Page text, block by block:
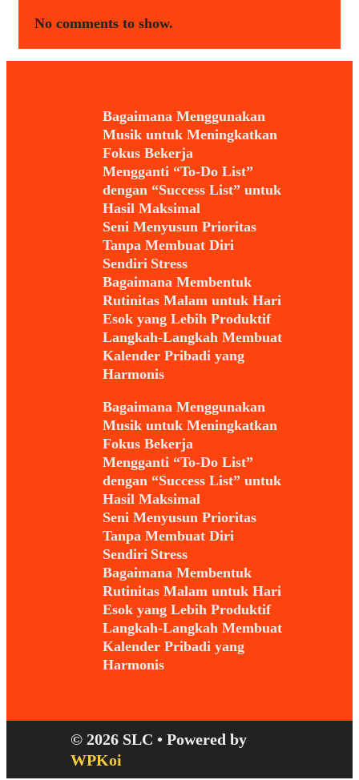
No comments to show.
Bagaimana Menggunakan
Musik untuk Meningkatkan
Fokus Bekerja
Mengganti “To-Do List”
dengan “Success List” untuk
Hasil Maksimal
Seni Menyusun Prioritas
Tanpa Membuat Diri
Sendiri Stress
Bagaimana Membentuk
Rutinitas Malam untuk Hari
Esok yang Lebih Produktif
Langkah-Langkah Membuat
Kalender Pribadi yang
Harmonis
Bagaimana Menggunakan
Musik untuk Meningkatkan
Fokus Bekerja
Mengganti “To-Do List”
dengan “Success List” untuk
Hasil Maksimal
Seni Menyusun Prioritas
Tanpa Membuat Diri
Sendiri Stress
Bagaimana Membentuk
Rutinitas Malam untuk Hari
Esok yang Lebih Produktif
Langkah-Langkah Membuat
Kalender Pribadi yang
Harmonis
© 2026 SLC • Powered by
WPKoi